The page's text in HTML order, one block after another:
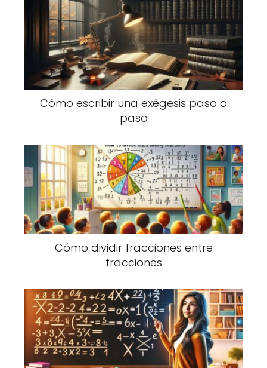
Cómo escribir una exégesis paso a
paso
Cómo dividir fracciones entre
fracciones